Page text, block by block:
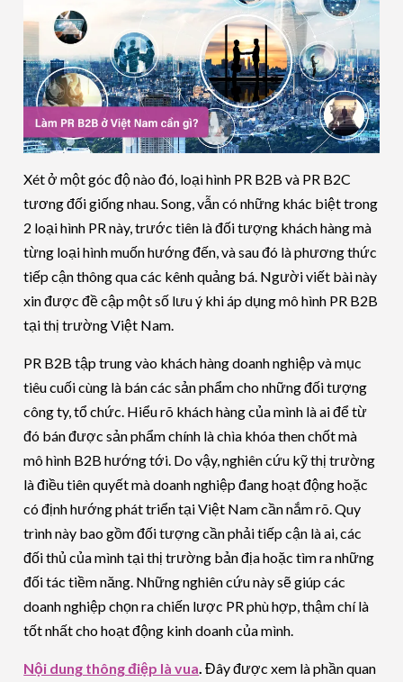
Xét ở một góc độ nào đó, loại hình PR B2B và PR B2C
tương đối giống nhau. Song, vẫn có những khác biệt trong
2 loại hình PR này, trước tiên là đối tượng khách hàng mà
từng loại hình muốn hướng đến, và sau đó là phương thức
tiếp cận thông qua các kênh quảng bá. Người viết bài này
xin được đề cập một số lưu ý khi áp dụng mô hình PR B2B
tại thị trường Việt Nam.
PR B2B tập trung vào khách hàng doanh nghiệp và mục
tiêu cuối cùng là bán các sản phẩm cho những đối tượng
công ty, tổ chức. Hiểu rõ khách hàng của mình là ai để từ
đó bán được sản phẩm chính là chìa khóa then chốt mà
mô hình B2B hướng tới. Do vậy, nghiên cứu kỹ thị trường
là điều tiên quyết mà doanh nghiệp đang hoạt động hoặc
có định hướng phát triển tại Việt Nam cần nắm rõ. Quy
trình này bao gồm đối tượng cần phải tiếp cận là ai, các
đối thủ của mình tại thị trường bản địa hoặc tìm ra những
đối tác tiềm năng. Những nghiên cứu này sẽ giúp các
doanh nghiệp chọn ra chiến lược PR phù hợp, thậm chí là
tốt nhất cho hoạt động kinh doanh của mình.
Nội dung thông điệp là vua Đây được xem là phần quan